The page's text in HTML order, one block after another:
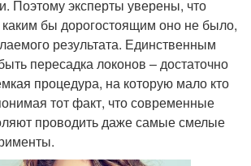
Поэтому эксперты уверены, что
каким бы дорогостоящим оно не было,
результата. Единственным
пересадка локонов – достаточно
процедура, на которую мало кто
тот факт, что современные
проводить даже самые смелые